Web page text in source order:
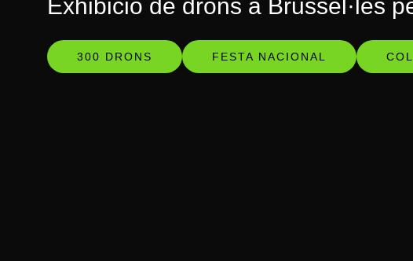
Exhibició de drons a Brussel·les
300 DRONS FESTA NACIONAL